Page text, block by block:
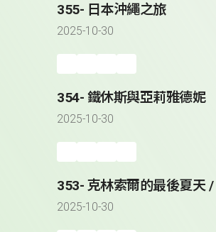
355- 日本沖繩之旅
2025-10-30
354- 鐵休斯與亞莉雅德妮
2025-10-30
353- 克林索爾的最後夏天
2025-10-30